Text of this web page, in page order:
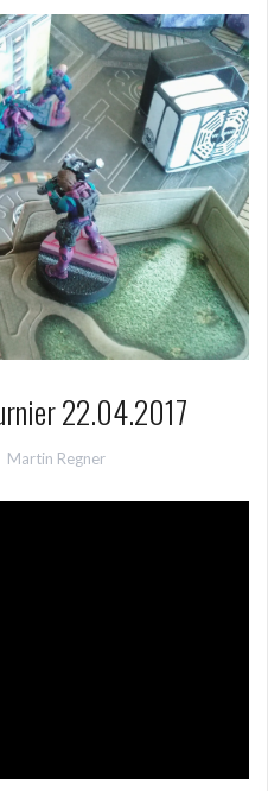
22.04.2017
Martin Regner